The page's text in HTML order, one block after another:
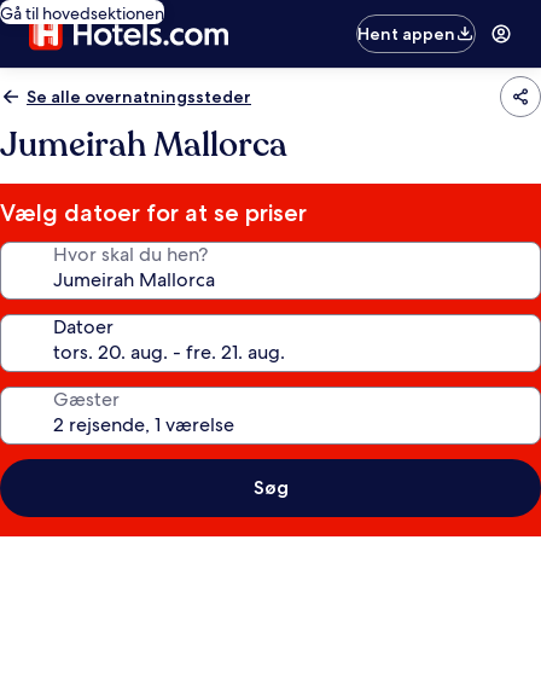
Gå til hovedsektionen
Hent appen
Se alle overnatningssteder
Jumeirah Mallorca
Vælg datoer for at se priser
Hvor skal du hen?
Datoer
Gæster
Søg